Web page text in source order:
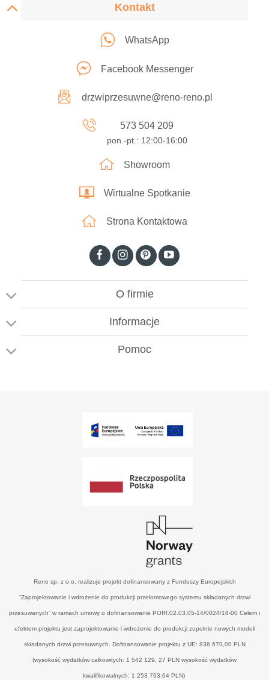
Kontakt
WhatsApp
Facebook Messenger
drzwiprzesuwne@reno-reno.pl
573 504 209
pon.-pt.: 12:00-16:00
Showroom
Wirtualne Spotkanie
Strona Kontaktowa
O firmie
Informacje
Pomoc
Reno sp. z o.o. realizuje projekt dofinansowany z Funduszy Europejskich
“Zaprojektowanie i wdrożenie do produkcji przełomowego systemu składanych drzwi
przesuwanych” w ramach umowy o dofinansowanie POIR.02.03.05-14/0024/18-00 Celem i
efektem projektu jest zaprojektowanie i wdrożenie do produkcji zupełnie nowych modeli
składanych drzwi przesuwnych. Dofinansowanie projektu z UE: 838 670,00 PLN
(wysokość wydatków całkowitych: 1 542 129, 27 PLN wysokość wydatków
kwalifikowalnych: 1 253 763,64 PLN)